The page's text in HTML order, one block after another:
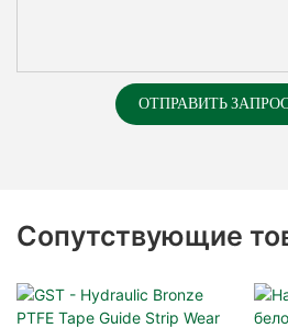
ОТПРАВИТЬ
Сопутствующие